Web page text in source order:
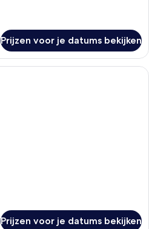
Prijzen voor je datums bekijken
Een modern hotel met een
Prijzen voor je datums bekijken